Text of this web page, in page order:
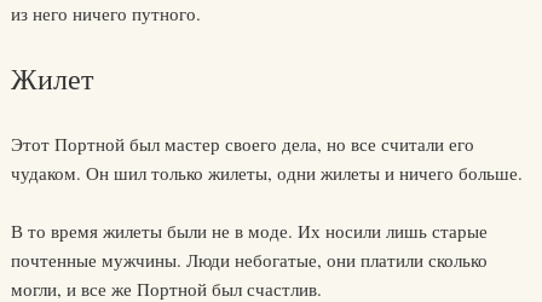
из него ничего путного.
Жилет
Этот Портной был мастер своего дела, но все считали его
чудаком. Он шил только жилеты, одни жилеты и ничего больше.
В то время жилеты были не в моде. Их носили лишь старые
почтенные мужчины. Люди небогатые, они платили сколько
могли, и все же Портной был счастлив.